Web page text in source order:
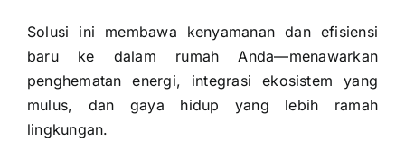
Solusi ini membawa kenyamanan dan efisiensi
baru ke dalam rumah Anda—menawarkan
penghematan energi, integrasi ekosistem yang
mulus, dan gaya hidup yang lebih ramah
lingkungan.